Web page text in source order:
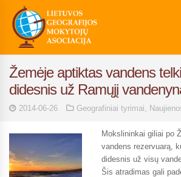
Žemėje aptiktas vandens
didesnis už Ramųjį
2014-06-26 Geografiniai tyrimai,
Mokslininkai giliai po
vandens rezervuarą,
didesnis už visų
Šis atradimas gali